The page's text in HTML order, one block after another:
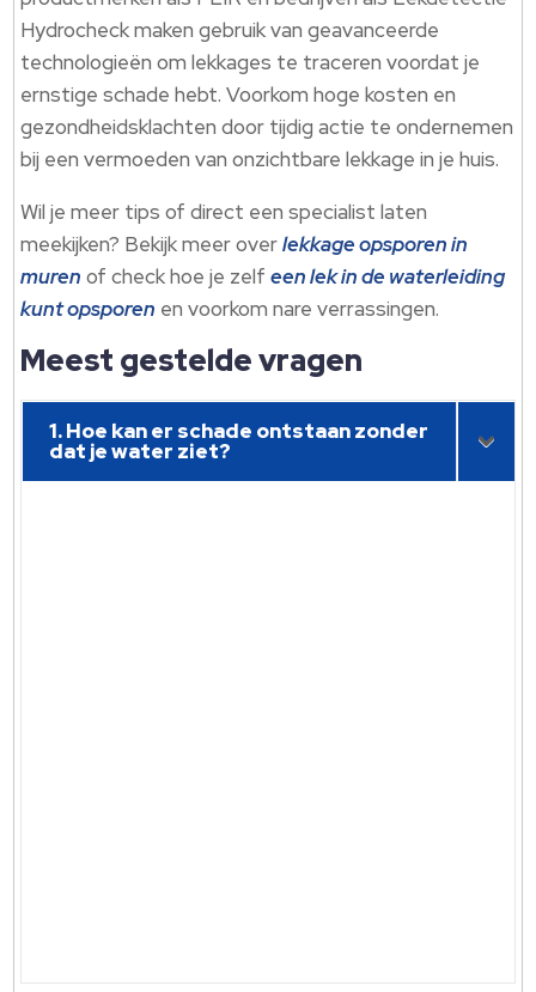
Hydrocheck maken gebruik van geavanceerde
technologieën om lekkages te traceren voordat je
ernstige schade hebt. Voorkom hoge kosten en
gezondheidsklachten door tijdig actie te ondernemen
bij een vermoeden van onzichtbare lekkage in je huis.
Wil je meer tips of direct een specialist laten
meekijken? Bekijk meer overlekkage opsporen in
muren of check hoe je zelfeen lek in de waterleiding
kunt opsporen en voorkom nare verrassingen.
Meest gestelde vragen
1. Hoe kan er schade ontstaan zonder
dat je water ziet?